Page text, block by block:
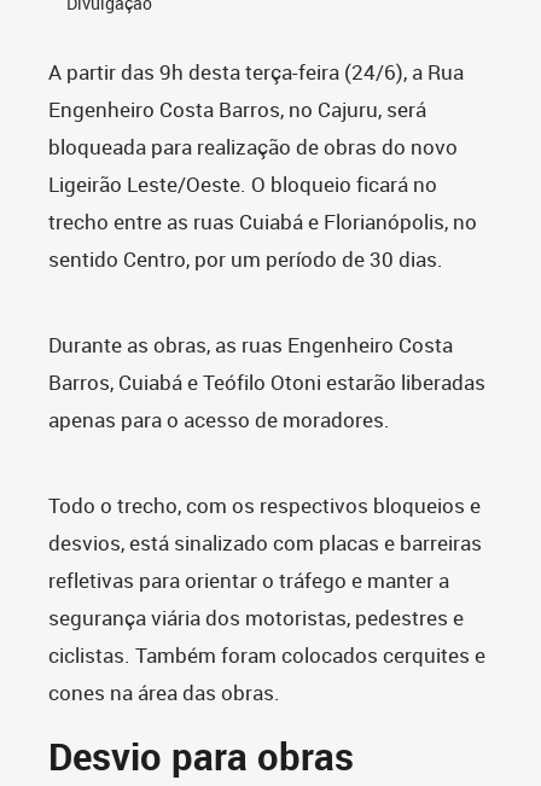
A partir das 9h desta terça-feira (24/6), a Rua
Engenheiro Costa Barros, no Cajuru, será
bloqueada para realização de obras do novo
Ligeirão Leste/Oeste. O bloqueio ficará no
trecho entre as ruas Cuiabá e Florianópolis, no
sentido Centro, por um período de 30 dias.
Durante as obras, as ruas Engenheiro Costa
Barros, Cuiabá e Teófilo Otoni estarão liberadas
apenas para o acesso de moradores.
Todo o trecho, com os respectivos bloqueios e
desvios, está sinalizado com placas e barreiras
refletivas para orientar o tráfego e manter a
segurança viária dos motoristas, pedestres e
ciclistas. Também foram colocados cerquites e
cones na área das obras.
Desvio para obras